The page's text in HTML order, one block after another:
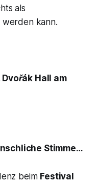
als
werden kann.
Hall am
Stimme…
beim Festival